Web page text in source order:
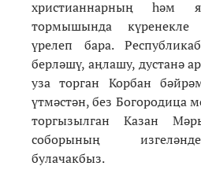
христианнарның һәм
тормышында күренекле
үрелеп бара.
берләшү, аңлашу, дустанә
уза торган Корбан
үтмәстән, без Богородица
торгызылган Казан
соборының
булачакбыз.